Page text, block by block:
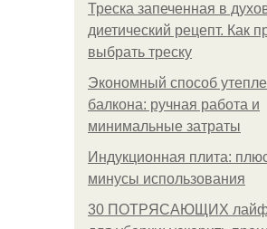
Треска запеченная в
диетический рецепт. Как
выбрать треску
Экономный способ
балкона: ручная работа и
минимальные затраты
Индукционная плита:
минусы использования
30 ПОТРЯСАЮЩИХ